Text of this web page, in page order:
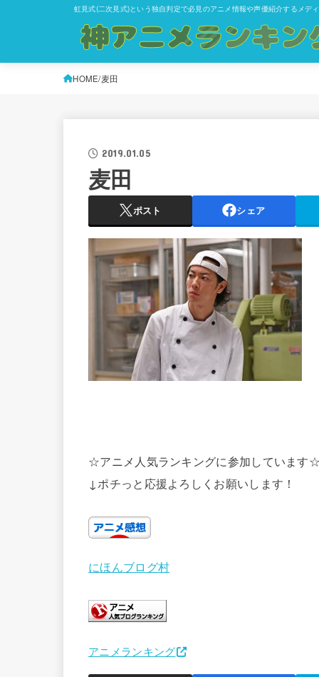
虹見式(二次見式)という独自判定で必見のアニメ情報や声優紹介するメデ
HOME 麦田
2019.01.05
麦田
ポスト シェア
☆アニメ人気ランキングに参加しています
↓ポチっと応援よろしくお願いします！
にほんブログ村
アニメランキング